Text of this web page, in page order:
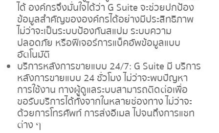
ได้ องค์กรจึงมั่นใจได้ว่า G Suite จะช่วยปกป้อง
ข้อมูลสำคัญขององค์กรได้อย่างมีประสิทธิภาพ
ไม่ว่าจะเป็นระบบป้องกันสแปม ระบบความ
ปลอดภัย หรือฟีเจอร์การแบ็คอัพข้อมูลแบบ
อัตโนมัติ
บริการหลังการขายแบบ 24/7: G Suite มี บริการ
หลังการขายแบบ 24 ชั่วโมง ไม่ว่าจะพบปัญหา
การใช้งาน ทางผู้ดูแลระบบสามารถติดต่อเพื่อ
ขอรับบริการได้ทั้งจากในหลายช่องทาง ไม่ว่าจะ
ด้วยการโทรศัพท์ การส่งอีเมล ไปจนถึงการแชท
ต่าง ๆ